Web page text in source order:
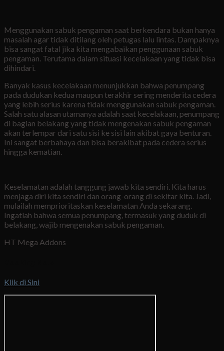
Menggunakan sabuk pengaman saat berkendara bukan hanya
masalah agar tidak ditilang oleh petugas lalu lintas. Dampaknya
bisa sangat fatal jika kita mengabaikan penggunaan sabuk
pengaman. Terutama dalam situasi kecelakaan yang tidak bisa
dihindari.
Banyak kasus kecelakaan menunjukkan bahwa penumpang
pada dudukan kedua maupun terakhir sering menderita cedera
yang lebih serius karena tidak menggunakan sabuk pengaman.
Salah satu alasan utamanya adalah saat kecelakaan, penumpang
di bagian belakang yang tidak mengenakan sabuk pengaman
akan terlempar dari satu sisi ke sisi lain akibat gaya benturan.
Ini sangat berbahaya dan bisa berakibat pada cedera serius
hingga kematian.
Keselamatan adalah tanggung jawab kita sendiri. Kita harus
menjaga diri kita sendiri dan orang-orang di sekitar kita. Jadi,
mulailah memprioritaskan keselamatan Anda sekarang.
Ingatlah bahwa semua penumpang, termasuk yang duduk di
belakang, wajib mengenakan sabuk pengaman.
HT Mega Addons
Klik di Sini